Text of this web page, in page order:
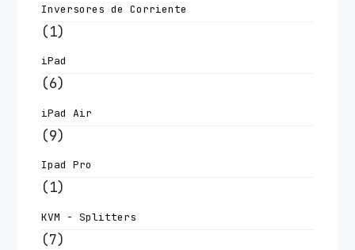
Inversores de Corriente
(1)
iPad
(6)
iPad Air
(9)
Ipad Pro
(1)
KVM - Splitters
(7)